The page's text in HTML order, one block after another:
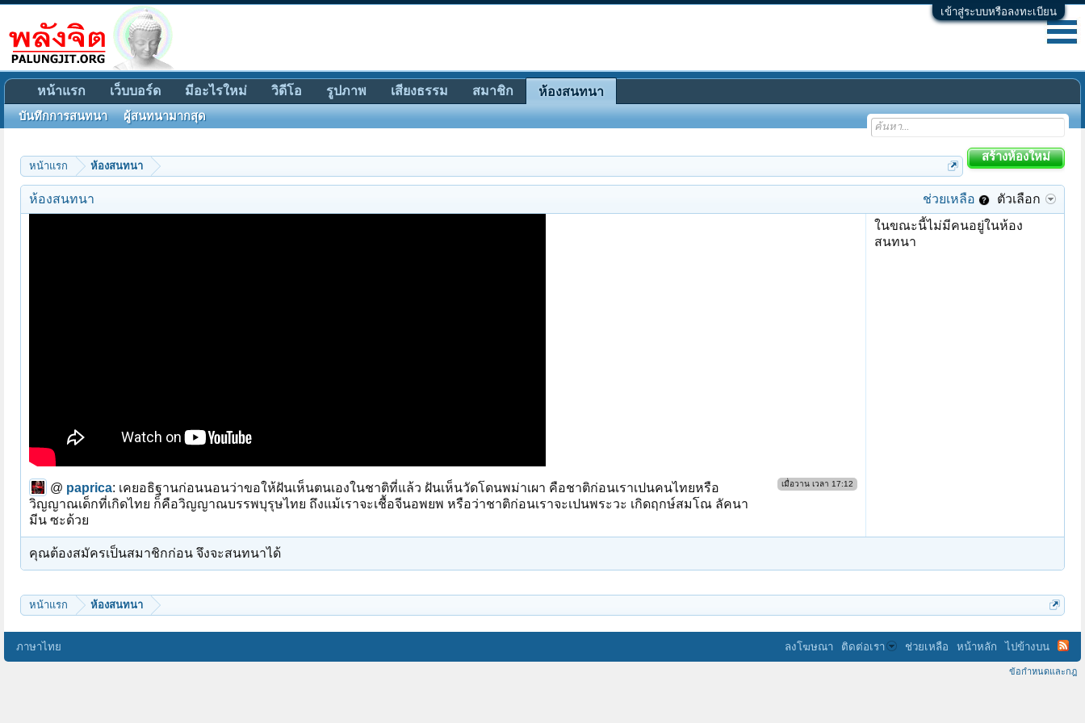
เข้าสู่ระบบหรือลงทะเบียน
สร้างห้องใหม่
หน้าแรก ห้องสนทนา
ห้องสนทนา ช่วยเหลือ
ตัวเลือก
ในขณะนี้ไม่มีคนอยู่ในห้อง
สนทนา
@ วิญญาณนิพพาน:
เมื่อวาน เวลา 17:12
@ paprica: เคยอธิฐานก่อนนอนว่าขอให้ฝันเห็นตนเองในชาติที่แล้ว ฝันเห็นวัดโดนพม่าเผา คือชาติก่อนเราเปนคนไทยหรือ
วิญญาณเด็กที่เกิดไทย ก็คือวิญญาณบรรพบุรุษไทย ถึงแม้เราจะเชื้อจีนอพยพ หรือว่าชาติก่อนเราจะเปนพระวะ เกิดฤกษ์สมโณ ลัคนา
มีน ซะด้วย
คุณต้องสมัครเป็นสมาชิกก่อน จึงจะสนทนาได้
หน้าแรก ห้องสนทนา
หน้าแรก เว็บบอร์ด มีอะไรใหม่ วิดีโอ รูปภาพ เสียงธรรม สมาชิก ห้องสนทนา
บันทึกการสนทนา ผู้สนทนามากสุด
ภาษาไทย ลงโฆษณา ติดต่อเรา ช่วยเหลือ หน้าหลัก ไปข้างบน
ข้อกำหนดและกฎ